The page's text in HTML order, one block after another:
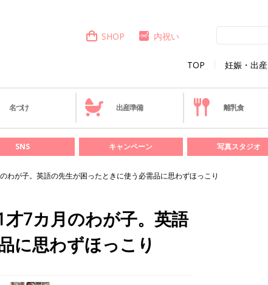
TOP 妊娠・出産
SHOP 内祝い
名づけ 出産準備 離乳食
SNS キャンペーン 写真スタジオ
が子。英語の先生が困ったときに使う必需品に思わずほっこり
7カ月のわが子。英語
に思わずほっこり